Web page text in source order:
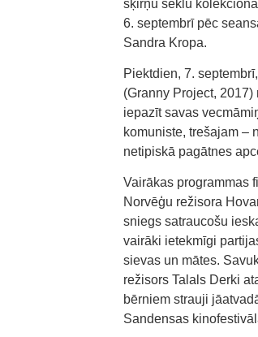
šķirņu sēklu
6. septembrī pēc
Sandra Kropa.
Piektdien, 7.
(Granny Project,
iepazīt savas
komuniste, trešajam –
netipiskā pagātnes
Vairākas programmas
Norvēģu režisora
sniegs satraucošu
vairāki ietekmīgi
sievas un mātes.
režisors Talals Derki
bērniem strauji
Sandensas